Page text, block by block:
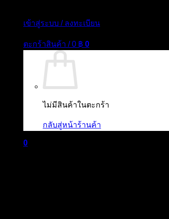
เข้าสู่ระบบ / ลงทะเบียน
ตะกร้าสินค้า /0 ฿ 0
ไม่มีสินค้าในตะกร้า
กลับสู่หน้าร้านค้า
0